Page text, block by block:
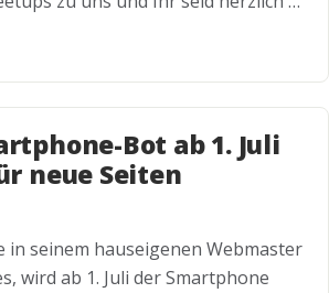
Bot ab 1. Juli
neue Seiten
in seinem hauseigenen Webmaster
wird ab 1. Juli der Smartphone